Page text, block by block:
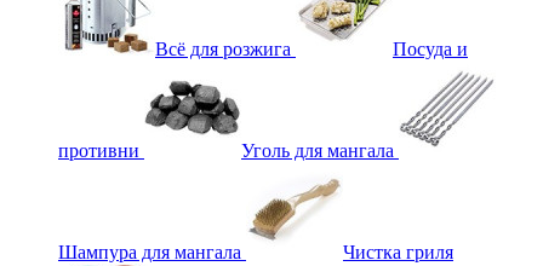
Всё для розжига Посуда и
противни Уголь для мангала
Шампура для мангала Чистка гриля